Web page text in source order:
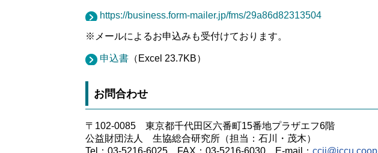
https://business.form-mailer.jp/fms/29a86d82313504
※メールによるお申込みも受付けております。
申込書 （Excel 23.7KB）
お問合わせ
〒102-0085 東京都千代田区六番町15番地プラザエフ6階
公益財団法人 生協総合研究所（担当：石川・茂木）
Tel：03-5216-6025 FAX：03-5216-6030 E-mail： ccij@jccu.coop